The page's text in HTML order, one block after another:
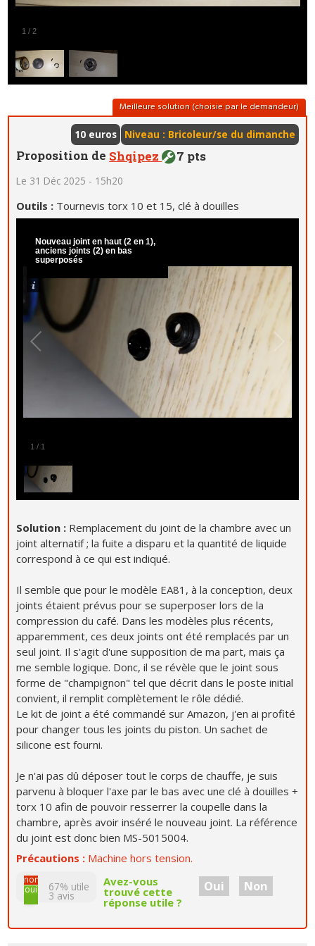
1 /2
Meilleure solution (choisie par le demandeur)
Niveau : Bricoleur/se du dimanche
10 euros
Proposition de Shqipez 7 pts
Le 31 Déc 2025 - 15h20
Outils : Tournevis torx 10 et 15, clé à douilles
1 / 1
Nouveau joint en haut (2 en 1),
anciens joints (2) en bas
superposés
Solution : Remplacement du joint de la chambre avec un
joint alternatif ; la fuite a disparu et la quantité de liquide
correspond à ce qui est indiqué.
Il semble que pour le modèle EA81, à la conception, deux
joints étaient prévus pour se superposer lors de la
compression du café. Dans les modèles plus récents,
apparemment, ces deux joints ont été remplacés par un
seul joint. Il s'agit d'une supposition de ma part, mais ça
me semble logique. Donc, il se révèle que le joint sous
forme de "champignon" tel que décrit dans le poste initial
convient, il remplit complètement le rôle dédié.
Le kit de joint a été commandé sur Amazon, j'en ai profité
pour changer tous les joints du piston. Un sachet de
silicone est fourni.
Je n'ai pas dû déposer tout le corps de chauffe, je suis
parvenu à bloquer l'axe par le bas avec une clé à douilles +
torx 10 afin de pouvoir resserrer la coupelle dans la
chambre, après avoir inséré le nouveau joint. La référence
du joint est donc bien MS-5015004.
Précautions : Machine hors tension.
non
oui
67% utile
3 avis
Avez-vous
trouvé cette
réponse utile ?
Oui Non